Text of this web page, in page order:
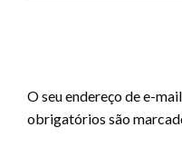
O seu endereço de e-
obrigatórios são